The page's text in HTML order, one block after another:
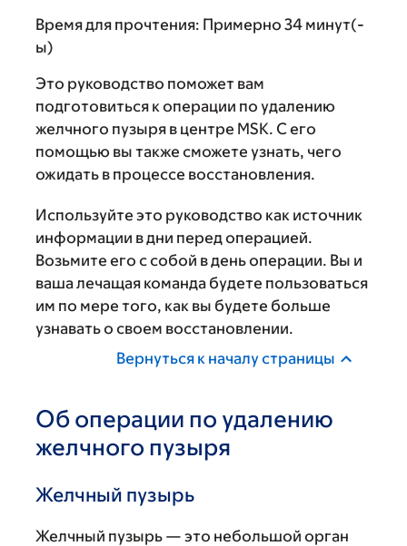
Время для прочтения: Примерно 34 минут(-
ы)
Это руководство поможет вам
подготовиться к операции по удалению
желчного пузыря в центре MSK. С его
помощью вы также сможете узнать, чего
ожидать в процессе восстановления.
Используйте это руководство как источник
информации в дни перед операцией.
Возьмите его с собой в день операции. Вы и
ваша лечащая команда будете пользоваться
им по мере того, как вы будете больше
узнавать о своем восстановлении.
Вернуться к началу страницы
Об операции по удалению
желчного пузыря
Желчный пузырь
Желчный пузырь — это небольшой орган